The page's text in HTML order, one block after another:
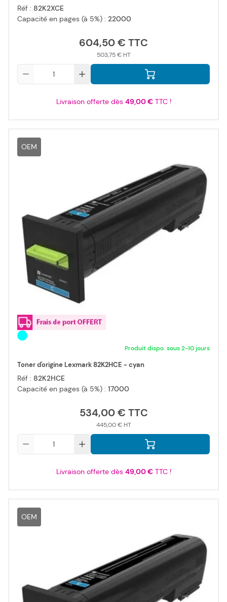
Réf : 82K2XCE
Capacité en pages (à 5%) : 22000
604,50 €
503,75 €
Livraison offerte dès 49,00 €TTC !
OEM
Produit dispo. sous 2-10 jours
Toner d'origine Lexmark 82K2HCE - cyan
Réf : 82K2HCE
Capacité en pages (à 5%) : 17000
534,00 €
445,00 €
Livraison offerte dès 49,00 €TTC !
OEM